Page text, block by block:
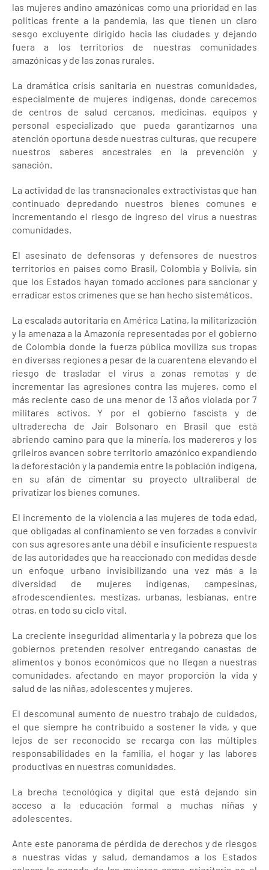
las mujeres andino amazónicas como una prioridad en las
políticas frente a la pandemia, las que tienen un claro
sesgo excluyente dirigido hacia las ciudades y dejando
fuera a los territorios de nuestras comunidades
amazónicas y de las zonas rurales.
La dramática crisis sanitaria en nuestras comunidades,
especialmente de mujeres indígenas, donde carecemos
de centros de salud cercanos, medicinas, equipos y
personal especializado que pueda garantizarnos una
atención oportuna desde nuestras culturas, que recupere
nuestros saberes ancestrales en la prevención y
sanación.
La actividad de las transnacionales extractivistas que han
continuado depredando nuestros bienes comunes e
incrementando el riesgo de ingreso del virus a nuestras
comunidades.
El asesinato de defensoras y defensores de nuestros
territorios en países como Brasil, Colombia y Bolivia, sin
que los Estados hayan tomado acciones para sancionar y
erradicar estos crímenes que se han hecho sistemáticos.
La escalada autoritaria en América Latina, la militarización
y la amenaza a la Amazonía representadas por el gobierno
de Colombia donde la fuerza pública moviliza sus tropas
en diversas regiones a pesar de la cuarentena elevando el
riesgo de trasladar el virus a zonas remotas y de
incrementar las agresiones contra las mujeres, como el
más reciente caso de una menor de 13 años violada por 7
militares activos. Y por el gobierno fascista y de
ultraderecha de Jair Bolsonaro en Brasil que está
abriendo camino para que la minería, los madereros y los
grileiros avancen sobre territorio amazónico expandiendo
la deforestación y la pandemia entre la población indígena,
en su afán de cimentar su proyecto ultraliberal de
privatizar los bienes comunes.
El incremento de la violencia a las mujeres de toda edad,
que obligadas al confinamiento se ven forzadas a convivir
con sus agresores ante una débil e insuficiente respuesta
de las autoridades que ha reaccionado con medidas desde
un enfoque urbano invisibilizando una vez más a la
diversidad de mujeres indígenas, campesinas,
afrodescendientes, mestizas, urbanas, lesbianas, entre
otras, en todo su ciclo vital.
La creciente inseguridad alimentaria y la pobreza que los
gobiernos pretenden resolver entregando canastas de
alimentos y bonos económicos que no llegan a nuestras
comunidades, afectando en mayor proporción la vida y
salud de las niñas, adolescentes y mujeres.
El descomunal aumento de nuestro trabajo de cuidados,
el que siempre ha contribuido a sostener la vida, y que
lejos de ser reconocido se recarga con las múltiples
responsabilidades en la familia, el hogar y las labores
productivas en nuestras comunidades.
La brecha tecnológica y digital que está dejando sin
acceso a la educación formal a muchas niñas y
adolescentes.
Ante este panorama de pérdida de derechos y de riesgos
a nuestras vidas y salud, demandamos a los Estados